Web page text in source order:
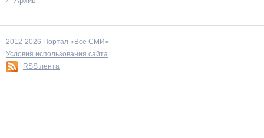
2012-2026 Портал «Все СМИ»
Условия использования сайта
RSS лента